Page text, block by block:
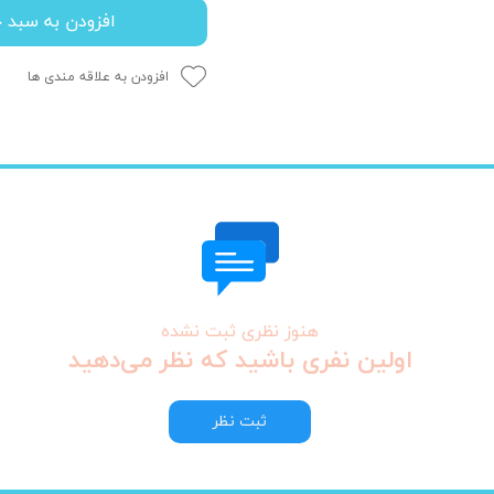
افزودن به سبد
افزودن به علاقه مندی ها
هنوز نظری ثبت نشده
اولین نفری باشید که نظر می‌دهید
ثبت نظر